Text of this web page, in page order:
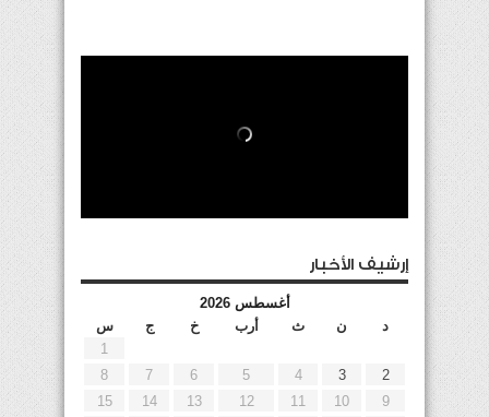
إرشيف الأخبار
أغسطس 2026
د
ن ث أرب خ ج
س
1
2
3
4
5
6
7
8
9
10
11
12
13
14
15